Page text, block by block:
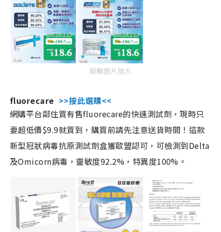
點擊圖片放大
fluorecare >>按此選購<<
網購平台鄰住買有售fluorecare的快速測試劑，現時只
要超低價$9.9就買到，購買前請先注意送貨時間！這款
新型冠狀病毒抗原測試劑盒獲歐盟認可，可檢測到Delta
及Omicorn病毒，靈敏度92.2%，特異度100%。